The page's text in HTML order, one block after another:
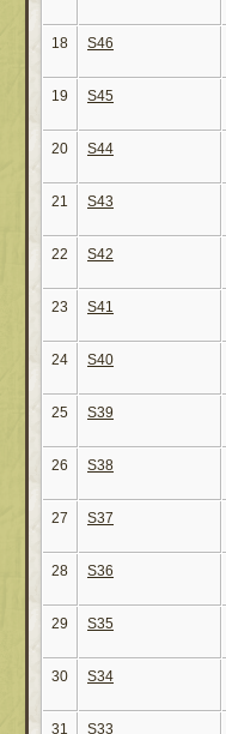
18 S46
19 S45
20 S44
21 S43
22 S42
23 S41
24 S40
25 S39
26 S38
27 S37
28 S36
29 S35
30 S34
31 S33